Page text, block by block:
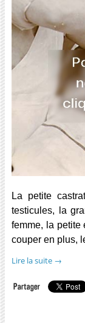
La petite
testicules, la
femme, la petite
couper en plus,
Lire la suite →